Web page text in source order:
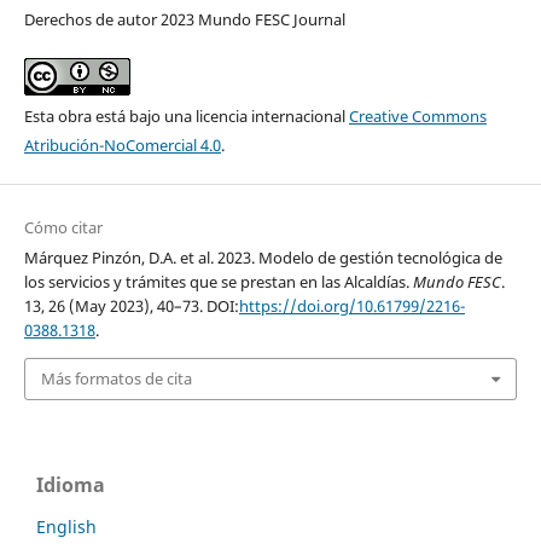
Derechos de autor 2023 Mundo FESC Journal
Esta obra está bajo una licencia internacionalCreative Commons
Atribución-NoComercial 4.0.
Cómo citar
Márquez Pinzón, D.A. et al. 2023. Modelo de gestión tecnológica de
los servicios y trámites que se prestan en las Alcaldías.Mundo FESC.
13, 26 (May 2023), 40–73. DOI:https://doi.org/10.61799/2216-
0388.1318.
Más formatos de cita
Idioma
English